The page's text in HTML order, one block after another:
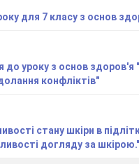
для 7 класу з основ
до уроку з основ здоров'я
конфліктів"
стану шкіри в
догляду за шкірою."